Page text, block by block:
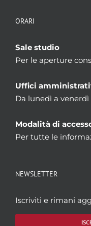
ORARI
Sale studio
Per le aperture
Uffici
Da lunedì a venerdì
Modalità di
Per tutte le
NEWSLETTER
Iscriviti e rimani